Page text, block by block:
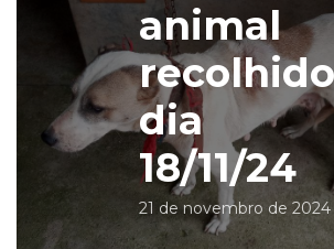
animal
recolhido
dia
18/11/24
21 de novembro de 2024